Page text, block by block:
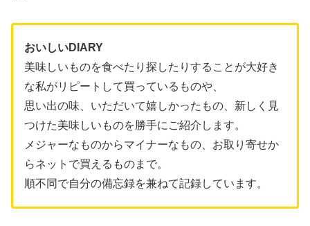
おいしいDIARY
美味しいものを食べたり探したりすることが大好き
な私がリピートして買っているものや、
思い出の味、いただいて嬉しかったもの、新しく見
つけた美味しいものを勝手にご紹介します。
メジャーなものからマイナーなもの、お取り寄せか
らネットで買えるものまで。
順不同で自分の備忘録を兼ねて記録しています。